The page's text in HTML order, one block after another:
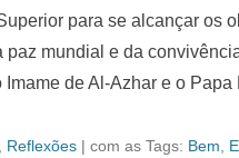
para se alcançar os
paz mundial e da
Imame de Al-Azhar e o Papa
Reflexões | com as Tags: Bem